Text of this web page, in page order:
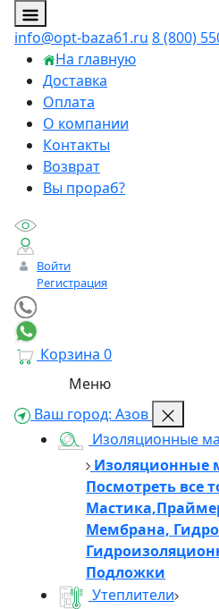
info@opt-baza61.ru 8 (800)
На главную
Доставка
Оплата
О компании
Контакты
Возврат
Вы прораб?
Войти
Регистрация
Корзина 0
Меню
Ваш город: Азов
Изоляционные
Изоляционные
Посмотреть все
Мембрана,
Подложки
Утеплители
Личный менеджер
Онлайн
👋
Добро
Напишите нам, и мы